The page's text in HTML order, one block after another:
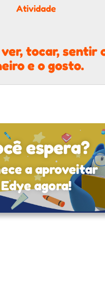
Atividade
tocar, sentir
e o gosto.
espera?
a aproveitar
Edye agora!